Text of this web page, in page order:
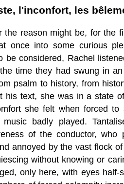
l'inconfort, les
the reason might be, for the
once into some curious
be considered, Rachel
time they had swung in
psalm to history, from
his text, she was in a state
she felt when forced to
badly played.
of the conductor,
annoyed by the vast flock
without knowing or
only here, with eyes half-